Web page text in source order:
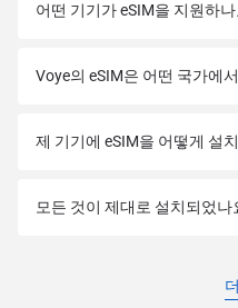
어떤 기기가 eSIM을 지원하나
Voye의 eSIM은 어떤 국가에
제 기기에 eSIM을 어떻게 설
모든 것이 제대로 설치되었나